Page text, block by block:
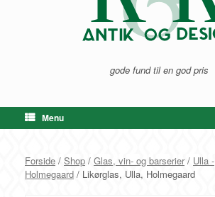
gode fund til en god pris
Menu
Forside / Shop / Glas, vin- og barserier/ Ulla -
Holmegaard / Likørglas, Ulla, Holmegaard